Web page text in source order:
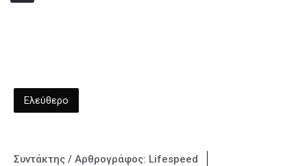
Ελεύθερο
Συντάκτης / Αρθρογράφος: Lifespeed